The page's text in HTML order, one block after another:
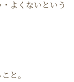
よくないという
と。